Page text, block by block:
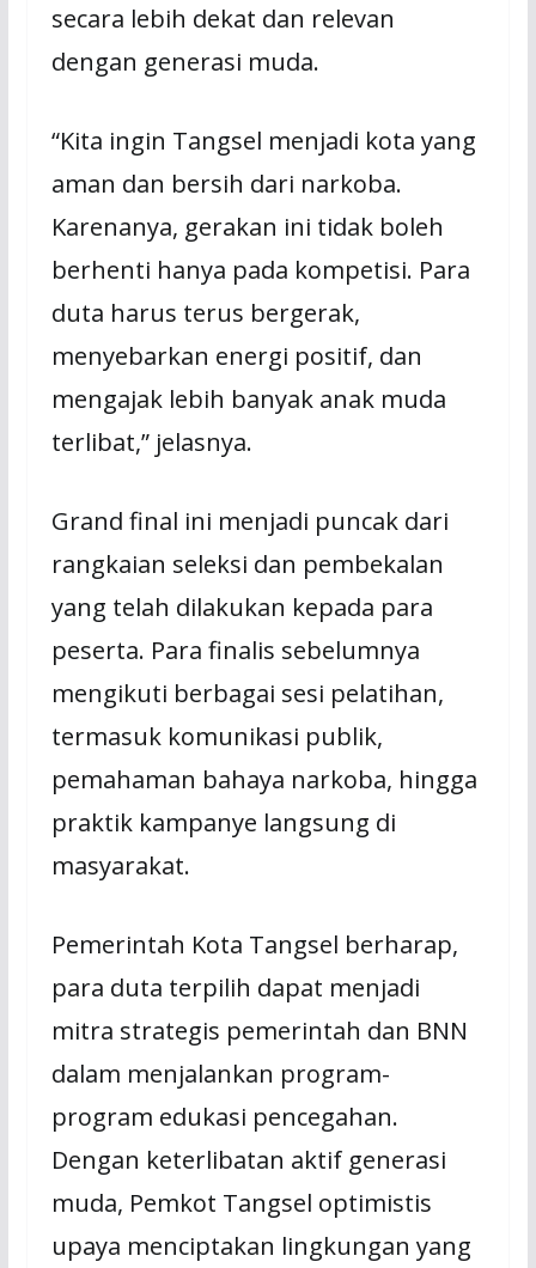
secara lebih dekat dan relevan
dengan generasi muda.
“Kita ingin Tangsel menjadi kota yang
aman dan bersih dari narkoba.
Karenanya, gerakan ini tidak boleh
berhenti hanya pada kompetisi. Para
duta harus terus bergerak,
menyebarkan energi positif, dan
mengajak lebih banyak anak muda
terlibat,” jelasnya.
Grand final ini menjadi puncak dari
rangkaian seleksi dan pembekalan
yang telah dilakukan kepada para
peserta. Para finalis sebelumnya
mengikuti berbagai sesi pelatihan,
termasuk komunikasi publik,
pemahaman bahaya narkoba, hingga
praktik kampanye langsung di
masyarakat.
Pemerintah Kota Tangsel berharap,
para duta terpilih dapat menjadi
mitra strategis pemerintah dan BNN
dalam menjalankan program-
program edukasi pencegahan.
Dengan keterlibatan aktif generasi
muda, Pemkot Tangsel optimistis
upaya menciptakan lingkungan yang